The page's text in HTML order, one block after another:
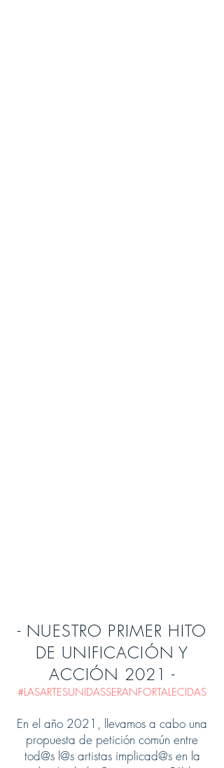
- NUESTRO PRIMER HITO
DE UNIFICACIÓN Y
ACCIÓN 2021 -
#LASARTESUNIDASSERANFORTALECIDAS
En el año 2021, llevamos a cabo una
propuesta de petición común entre
tod@s l@s artistas implicad@s en la